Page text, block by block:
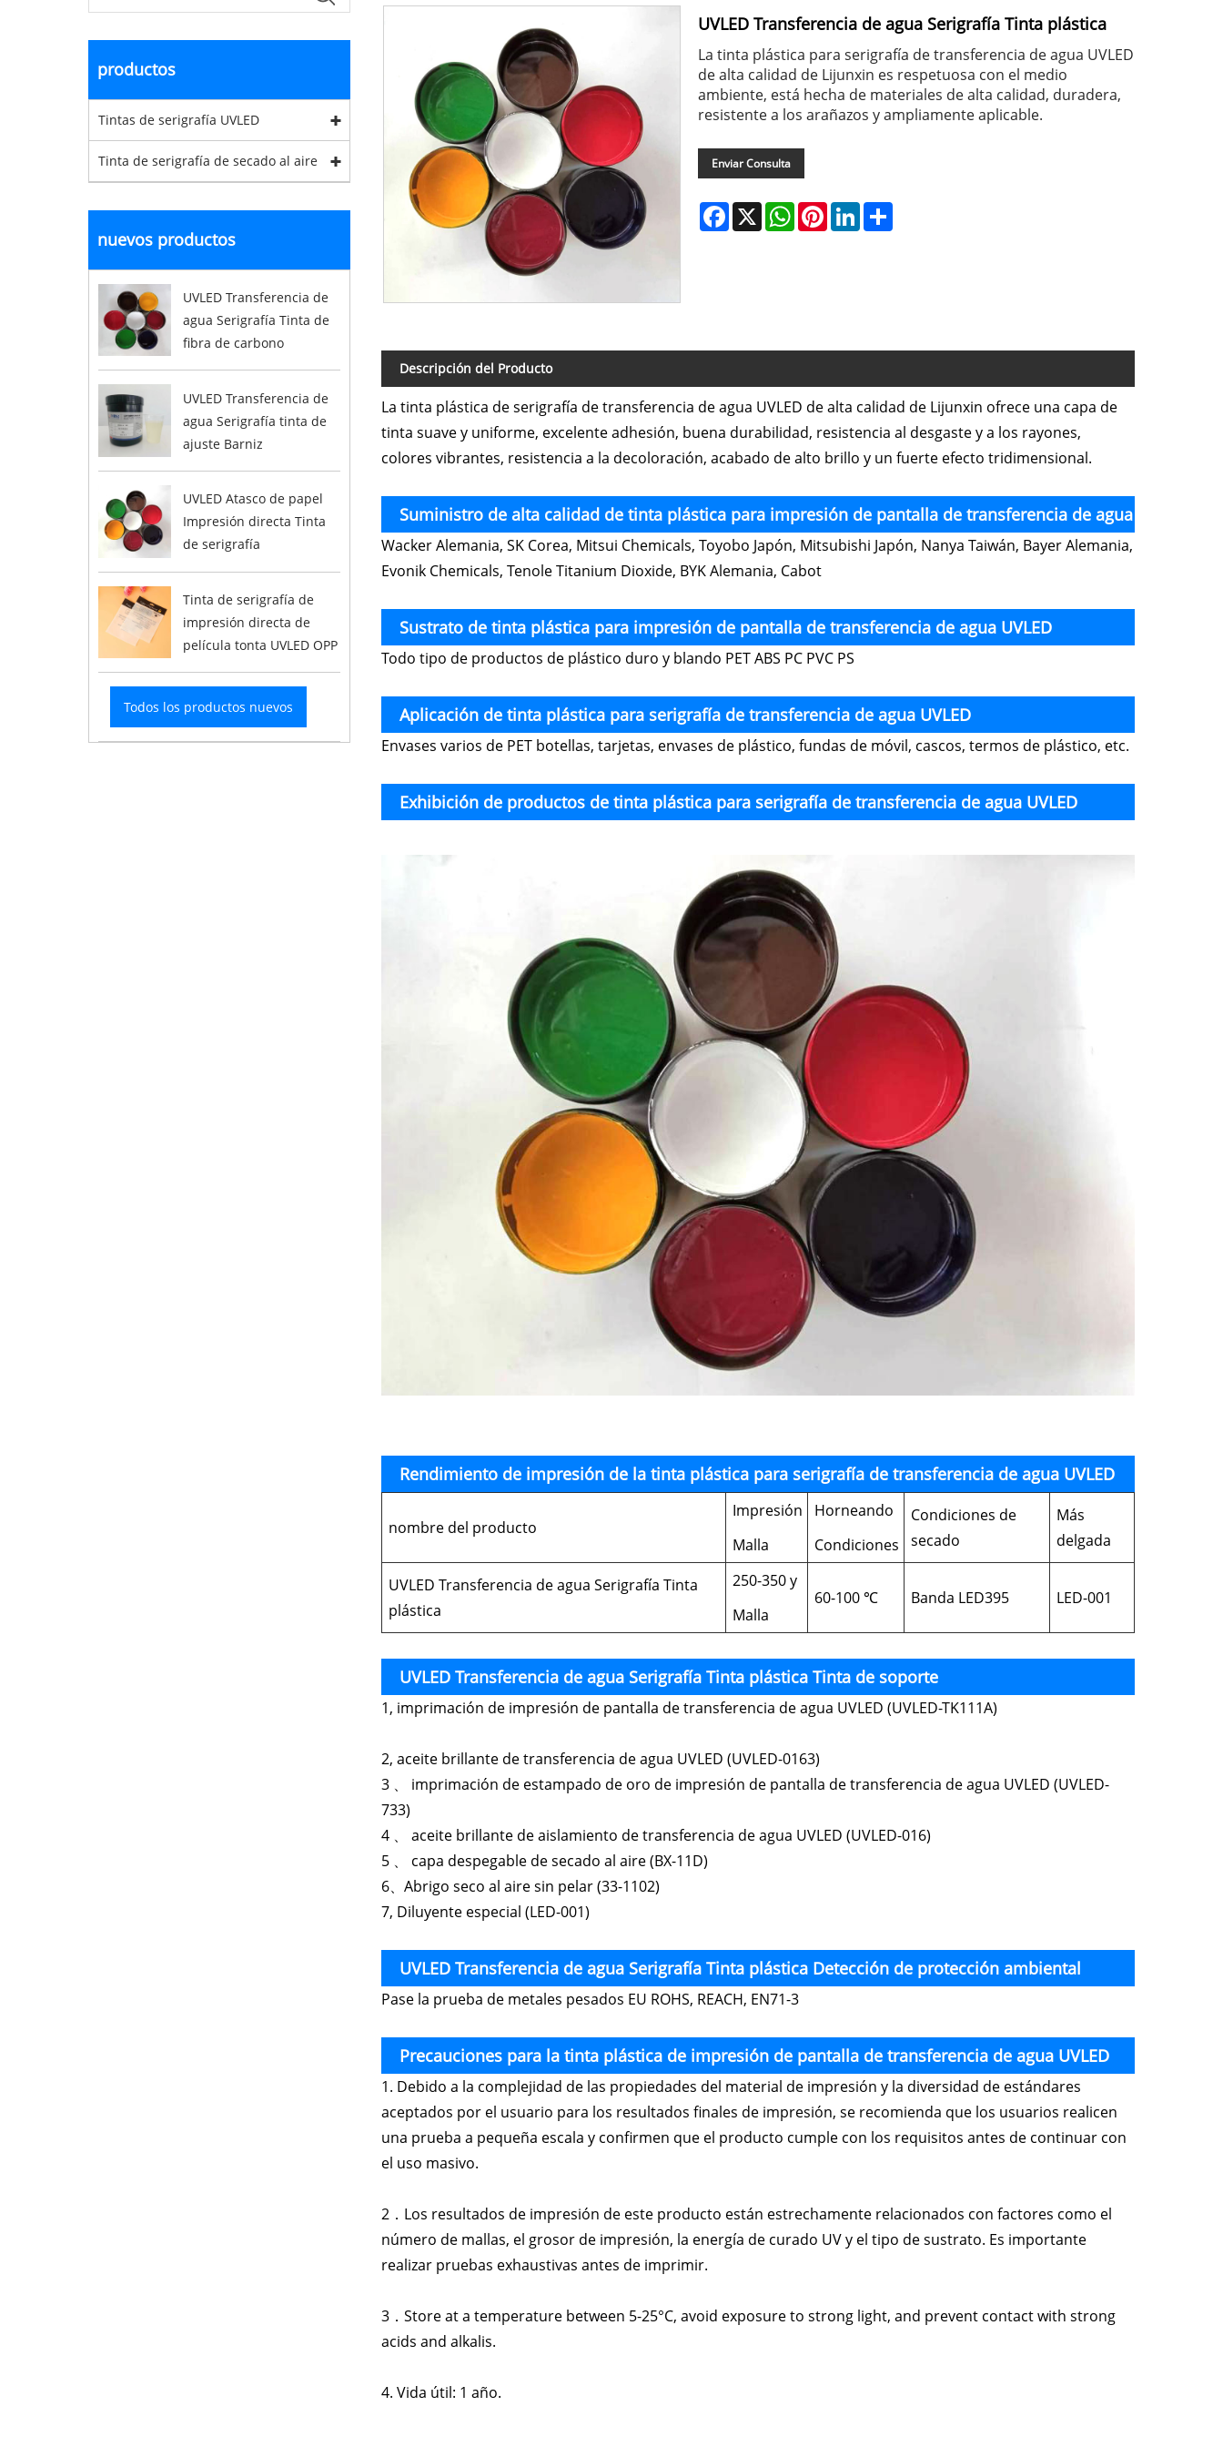
productos
Tintas de serigrafía UVLED
Tinta de serigrafía de secado al aire
nuevos productos
UVLED Transferencia de
agua Serigrafía Tinta de
fibra de carbono
UVLED Transferencia de
agua Serigrafía tinta de
ajuste Barniz
UVLED Atasco de papel
Impresión directa Tinta
de serigrafía
Tinta de serigrafía de
impresión directa de
película tonta UVLED OPP
Todos los productos nuevos
UVLED Transferencia de agua Serigrafía Tinta plástica
La tinta plástica para serigrafía de transferencia de agua UVLED
de alta calidad de Lijunxin es respetuosa con el medio
ambiente, está hecha de materiales de alta calidad, duradera,
resistente a los arañazos y ampliamente aplicable.
Enviar Consulta
Facebook
X WhatsAppPinterestLinkedInShare
Descripción del Producto
La tinta plástica de serigrafía de transferencia de agua UVLED de alta calidad de Lijunxin ofrece una capa de
tinta suave y uniforme, excelente adhesión, buena durabilidad, resistencia al desgaste y a los rayones,
colores vibrantes, resistencia a la decoloración, acabado de alto brillo y un fuerte efecto tridimensional.
Suministro de alta calidad de tinta plástica para impresión de pantalla de transferencia de agua
UVLED
Wacker Alemania, SK Corea, Mitsui Chemicals, Toyobo Japón, Mitsubishi Japón, Nanya Taiwán, Bayer Alemania,
Evonik Chemicals, Tenole Titanium Dioxide, BYK Alemania, Cabot
Sustrato de tinta plástica para impresión de pantalla de transferencia de agua UVLED
Todo tipo de productos de plástico duro y blando PET ABS PC PVC PS
Aplicación de tinta plástica para serigrafía de transferencia de agua UVLED
Envases varios de PET botellas, tarjetas, envases de plástico, fundas de móvil, cascos, termos de plástico, etc.
Exhibición de productos de tinta plástica para serigrafía de transferencia de agua UVLED
Rendimiento de impresión de la tinta plástica para serigrafía de transferencia de agua UVLED
nombre del producto
Impresión
Malla
Horneando
Condiciones
Condiciones de
secado
Más
delgada
UVLED Transferencia de agua Serigrafía Tinta
plástica
250-350 y
Malla
60-100 ℃ Banda LED395 LED-001
UVLED Transferencia de agua Serigrafía Tinta plástica Tinta de soporte
1, imprimación de impresión de pantalla de transferencia de agua UVLED (UVLED-TK111A)
2, aceite brillante de transferencia de agua UVLED (UVLED-0163)
3 、 imprimación de estampado de oro de impresión de pantalla de transferencia de agua UVLED (UVLED-
733)
4 、 aceite brillante de aislamiento de transferencia de agua UVLED (UVLED-016)
5 、 capa despegable de secado al aire (BX-11D)
6、Abrigo seco al aire sin pelar (33-1102)
7, Diluyente especial (LED-001)
UVLED Transferencia de agua Serigrafía Tinta plástica Detección de protección ambiental
Pase la prueba de metales pesados ​​EU ROHS, REACH, EN71-3
Precauciones para la tinta plástica de impresión de pantalla de transferencia de agua UVLED
1. Debido a la complejidad de las propiedades del material de impresión y la diversidad de estándares
aceptados por el usuario para los resultados finales de impresión, se recomienda que los usuarios realicen
una prueba a pequeña escala y confirmen que el producto cumple con los requisitos antes de continuar con
el uso masivo.
2．Los resultados de impresión de este producto están estrechamente relacionados con factores como el
número de mallas, el grosor de impresión, la energía de curado UV y el tipo de sustrato. Es importante
realizar pruebas exhaustivas antes de imprimir.
3．Store at a temperature between 5-25°C, avoid exposure to strong light, and prevent contact with strong
acids and alkalis.
4. Vida útil: 1 año.